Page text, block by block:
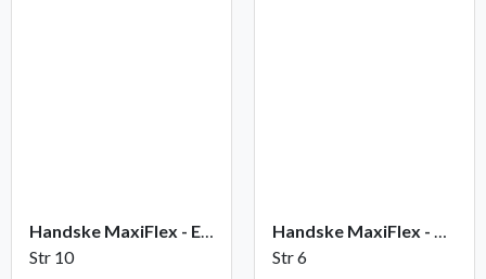
Handske MaxiFlex - Elite
Str 10
Handske MaxiFlex - Cut
Str 6